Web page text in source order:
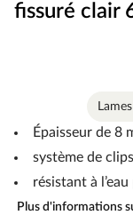
fissuré clair
Épaisseur de 8
système de
résistant à
Plus d'informations